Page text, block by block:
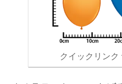
クイックリンク